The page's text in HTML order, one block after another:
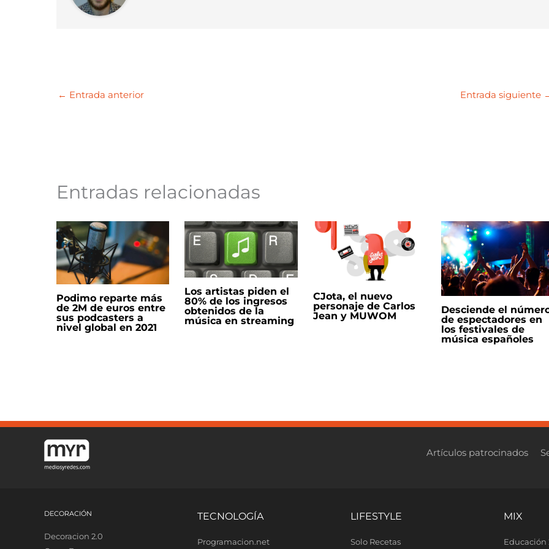
← Entrada anterior Entrada siguiente
Entradas relacionadas
Podimo reparte más
de 2M de euros entre
sus podcasters a
nivel global en 2021
Los artistas piden el
80% de los ingresos
obtenidos de la
música en streaming
CJota, el nuevo
personaje de Carlos
Jean y MUWOM
Desciende el
de espectadores en
los festivales de
música españoles
Artículos patrocinados
DECORACIÓN
Decoracion 2.0
TECNOLOGÍA
Programacion.net
LIFESTYLE
Solo Recetas
MIX
Educación